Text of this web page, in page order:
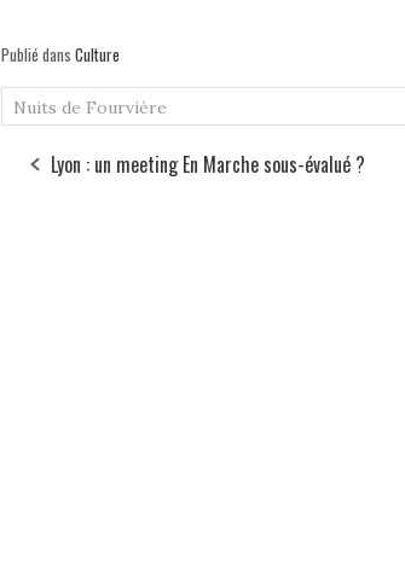
Publié dans Culture
Nuits de Fourvière
Lyon : un meeting En Marche sous-évalué ?